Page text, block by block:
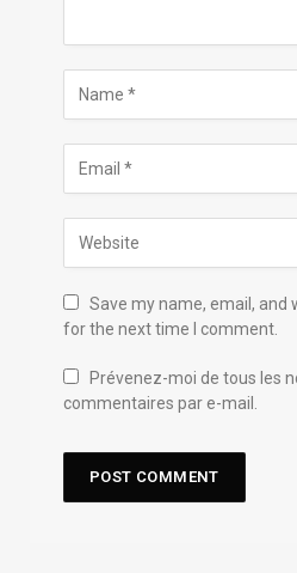
Save my name, email, and
for the next time I comment.
Prévenez-moi de tous les
commentaires par e-mail.